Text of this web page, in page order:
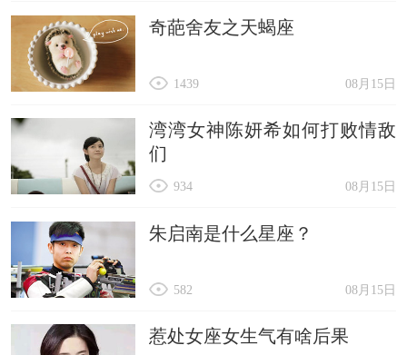
奇葩舍友之天蝎座
08月15日
1439
湾湾女神陈妍希如何打败情敌
们
08月15日
934
朱启南是什么星座？
08月15日
582
惹处女座女生气有啥后果